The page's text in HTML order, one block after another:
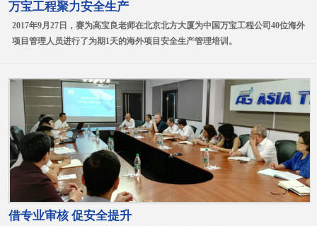
万宝工程聚力安全生产
2017年9月27日，赛为高宝良老师在北京北方大厦为中国万宝工程公司40位海外
项目管理人员进行了为期1天的海外项目安全生产管理培训。
借专业审核 促安全提升